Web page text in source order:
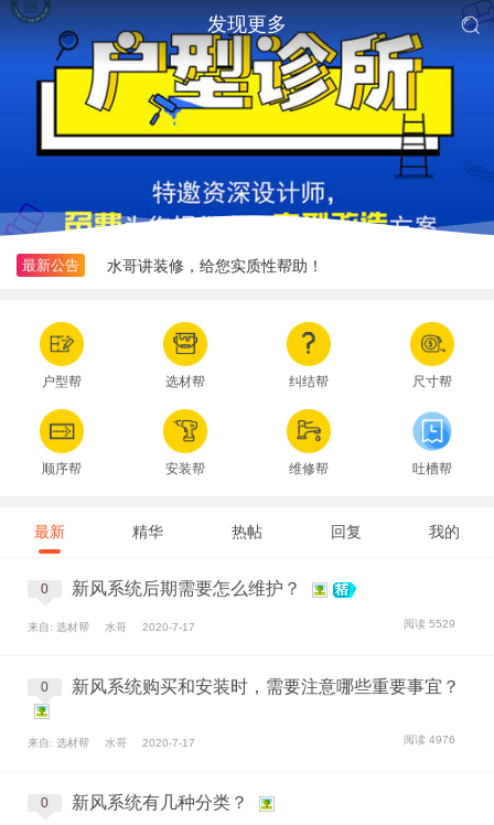
发现更多
最新公告
装修在线答疑
水哥讲装修，给您实质性帮助！
欢迎来到老房装修帮，感谢您的支持
户型帮 选材帮 纠结帮 尺寸帮
顺序帮 安装帮 维修帮 吐槽帮
最新 精华 热帖 回复 我的
0 新风系统后期需要怎么维护？
来自: 选材帮 水哥 2020-7-17 阅读 5529
0 新风系统购买和安装时，需要注意哪些重要事宜？
来自: 选材帮 水哥 2020-7-17 阅读 4976
0 新风系统有几种分类？